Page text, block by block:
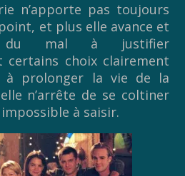
n’apporte pas toujours
et plus elle avance et
mal à justifier
certains choix clairement
à prolonger la vie de la
n’arrête de se coltiner
à saisir.